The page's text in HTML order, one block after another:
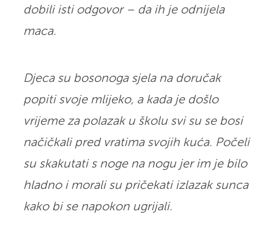
dobili isti odgovor – da ih je odnijela
maca.
Djeca su bosonoga sjela na doručak
popiti svoje mlijeko, a kada je došlo
vrijeme za polazak u školu svi su se bosi
načičkali pred vratima svojih kuća. Počeli
su skakutati s noge na nogu jer im je bilo
hladno i morali su pričekati izlazak sunca
kako bi se napokon ugrijali.